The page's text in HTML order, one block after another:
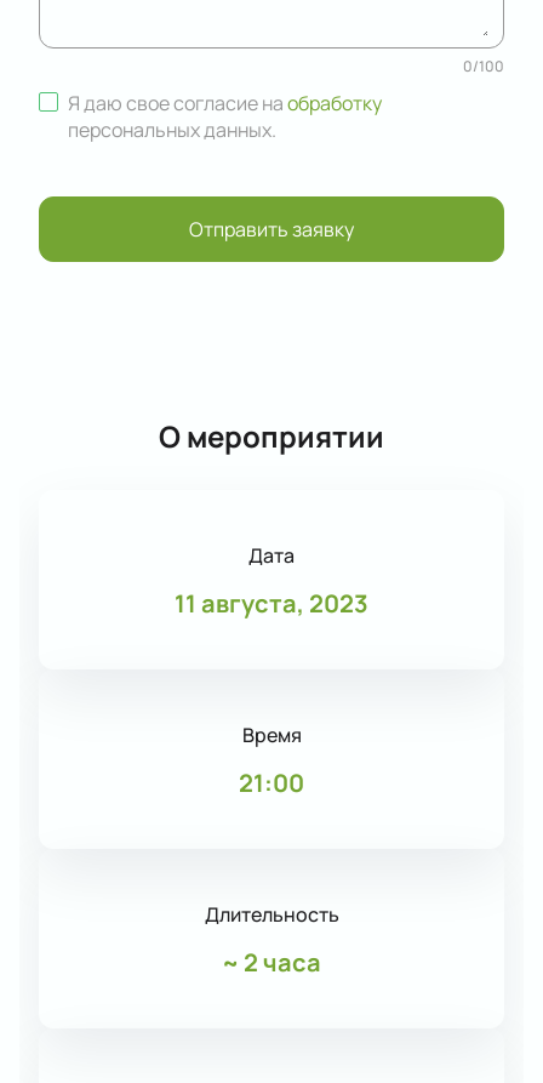
0/100
Я даю свое согласие наобработку
персональных данных.
Отправить заявку
О мероприятии
Дата
11 августа, 2023
Время
21:00
Длительность
~ 2 часа